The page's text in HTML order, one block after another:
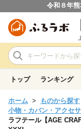
令和８年
トップ ランキング
ホーム ものから探す
小物・カバン・アクセ
ラフテール【AGE